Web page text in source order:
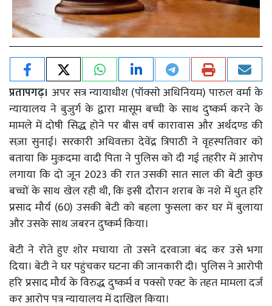
प्रतापगढ़। अपर सत्र न्यायाधीश (पॉक्सो अधिनियम) पारुल वर्मा के
न्यायालय ने बुजुर्ग के द्वारा मासूम बच्ची के साथ दुष्कर्म करने के
मामले में दोषी सिद्ध होने पर बीस वर्ष कारावास और अर्थदण्ड की
सज़ा सुनाई। सरकारी अधिवक्ता देवेंद्र त्रिपाठी ने वृहस्पतिवार को
बताया कि मुक़दमा वादी पिता ने पुलिस को दी गई तहरीर में आरोप
लगाया कि दो जून 2023 की रात उसकी सात साल की बेटी कुछ
बच्चों के साथ खेल रही थी, कि इसी दौरान शराब के नशे में धुत हरि
प्रसाद मौर्य (60) उसकी बेटी को बहला फुसला कर घर में बुलाया
और उसके साथ जबरन दुष्कर्म किया।
बेटी ने रोते हुए शोर मचाया तो उसने दरवाजा बंद कर उसे भगा
दिया। बेटी ने घर पहुंचकर घटना की जानकारी दी। पुलिस ने आरोपी
हरि प्रसाद मौर्य के विरुद्ध दुष्कर्म व पक्सो एक्ट के तहत मामला दर्ज
कर आरोप पत्र न्यायालय में दाखिल किया।